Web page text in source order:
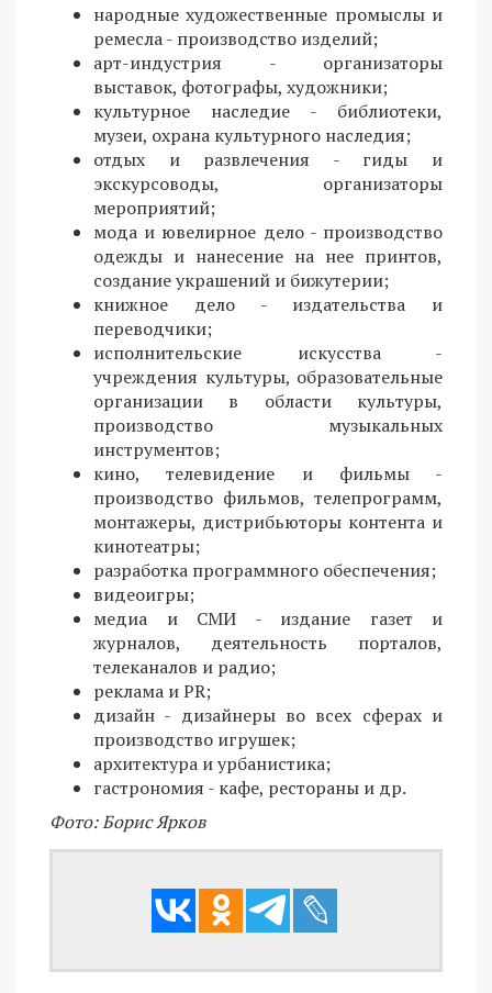
народные художественные промыслы и
ремесла - производство изделий;
арт-индустрия - организаторы
выставок, фотографы, художники;
культурное наследие - библиотеки,
музеи, охрана культурного наследия;
отдых и развлечения - гиды и
экскурсоводы, организаторы
мероприятий;
мода и ювелирное дело - производство
одежды и нанесение на нее принтов,
создание украшений и бижутерии;
книжное дело - издательства и
переводчики;
исполнительские искусства -
учреждения культуры, образовательные
организации в области культуры,
производство музыкальных
инструментов;
кино, телевидение и фильмы -
производство фильмов, телепрограмм,
монтажеры, дистрибьюторы контента и
кинотеатры;
разработка программного обеспечения;
видеоигры;
медиа и СМИ - издание газет и
журналов, деятельность порталов,
телеканалов и радио;
реклама и PR;
дизайн - дизайнеры во всех сферах и
производство игрушек;
архитектура и урбанистика;
гастрономия - кафе, рестораны и др.
Фото: Борис Ярков